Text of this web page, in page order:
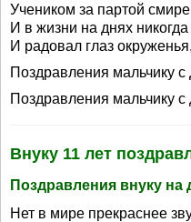
Учеником за партой
И в жизни на днях
И радовал глаз
Поздравления мальчику
Поздравления мальчику
Внуку 11 лет
Поздравления внуку на
Нет в мире прекраснее